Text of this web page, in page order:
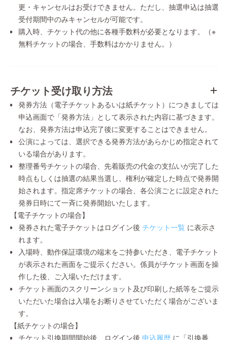
更・キャンセルはお受けできません。ただし、抽選申込は抽選
受付期間中のみキャンセルが可能です。
購入時、チケット代の他に各種手数料が必要となります。（※
無料チケットの場合、手数料はかかりません。）
チケット受け取り方法
発券方法（電子チケットあるいは紙チケット）につきましては
申込画面で「発券方法」として表示された内容に基づきます。
なお、発券方法は申込完了後に変更することはできません。
公演によっては、選択できる発券方法があらかじめ指定されて
いる場合があります。
整理番号チケットの場合、先着販売の代金の支払いが完了した
時点もしくは抽選の結果当選し、権利が確定した時点で発券開
始されます。指定席チケットの場合、各公演ごとに設定された
発券日時にて一斉に発券開始いたします。
【電子チケットの場合】
発券された電子チケットはログイン後 チケット一覧 に表示さ
れます。
入場時、動作保証環境の端末をご持参いただき、電子チケット
が表示された画面をご提示ください。係員がチケット画面を操
作した後、ご入場いただけます。
チケット画面のスクリーンショット及び印刷した紙等をご提示
いただいた場合は入場をお断りさせていただく場合がございま
す。
【紙チケットの場合】
チケット引換期間開始後、ログイン後 申込履歴 に「引換番